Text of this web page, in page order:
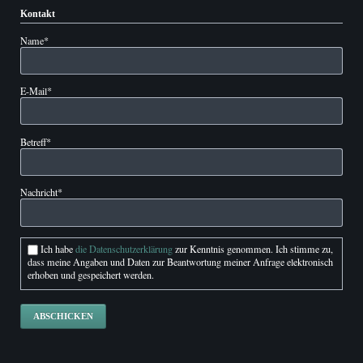
Kontakt
Pflichtfeld
Name*
Pflichtfeld
E-Mail*
Pflichtfeld
Betreff*
Pflichtfeld
Nachricht*
Ich habedie Datenschutzerklärungzur Kenntnis genommen. Ich stimme zu,
dass meine Angaben und Daten zur Beantwortung meiner Anfrage elektronisch
erhoben und gespeichert werden.
ABSCHICKEN